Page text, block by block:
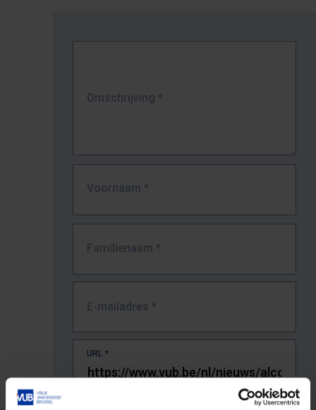
Omschrijving *
Voornaam *
Familienaam *
E-mailadres *
URL *
De volledige URL van de pagina waar je de fout zag.